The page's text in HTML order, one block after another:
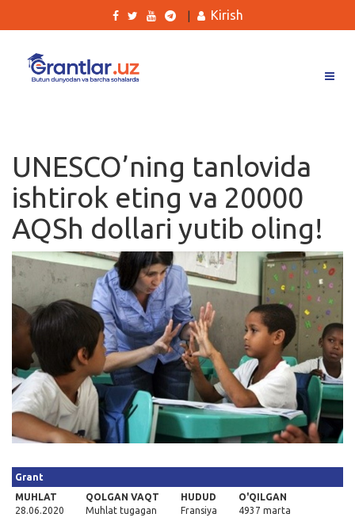
Ishlar
Kurslar
Blog
Yana
Qidirish
Kirish
Kirish
UNESCO’ning tanlovida
ishtirok eting va 20000
AQSh dollari yutib oling!
Grant
MUHLAT
28.06.2020
QOLGAN VAQT
Muhlat tugagan
HUDUD
Fransiya
O'QILGAN
4937 marta